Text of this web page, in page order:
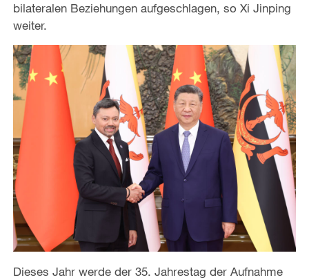
bilateralen Beziehungen aufgeschlagen, so Xi Jinping
weiter.
Dieses Jahr werde der 35. Jahrestag der Aufnahme